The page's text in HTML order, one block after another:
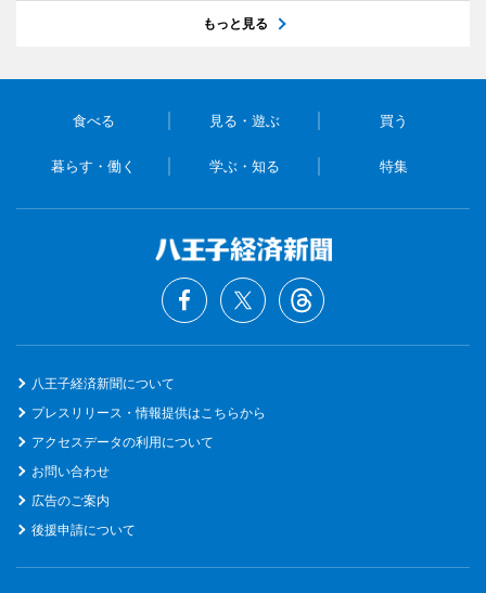
もっと見る
食べる 見る・遊ぶ 買う
暮らす・働く 学ぶ・知る 特集
八王子経済新聞について
プレスリリース・情報提供はこちらから
アクセスデータの利用について
お問い合わせ
広告のご案内
後援申請について